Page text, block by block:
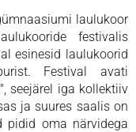
laulukoor
festivalis
esinesid laulukoorid
Festival avati
seejärel iga kollektiiv
ja suures saalis on
pidid oma närvidega